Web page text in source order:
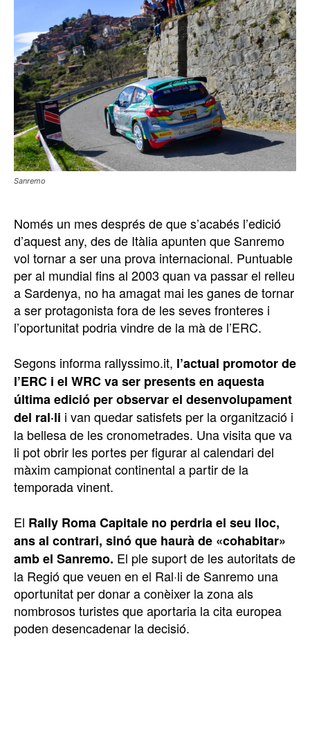
Sanremo
Només un mes després de que s’acabés l’edició
d’aquest any, des de Itàlia apunten que Sanremo
vol tornar a ser una prova internacional. Puntuable
per al mundial fins al 2003 quan va passar el relleu
a Sardenya, no ha amagat mai les ganes de tornar
a ser protagonista fora de les seves fronteres i
l’oportunitat podria vindre de la mà de l’ERC.
Segons informa rallyssimo.it, l’actual promotor de
l’ERC i el WRC va ser presents en aquesta
última edició per observar el desenvolupament
del ral·li i van quedar satisfets per la organització i
la bellesa de les cronometrades. Una visita que va
li pot obrir les portes per figurar al calendari del
màxim campionat continental a partir de la
temporada vinent.
El Rally Roma Capitale no perdria el seu lloc,
ans al contrari, sinó que haurà de «cohabitar»
amb el Sanremo. El ple suport de les autoritats de
la Regió que veuen en el Ral·li de Sanremo una
oportunitat per donar a conèixer la zona als
nombrosos turistes que aportaria la cita europea
poden desencadenar la decisió.